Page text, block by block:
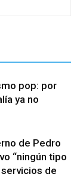
pop: por
ya no
de Pedro
“ningún tipo
de